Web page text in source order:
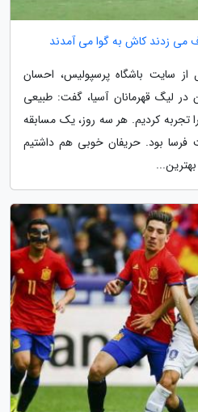
می زدند کاش به گوا می آمدند
از سایت باشگاه پرسپولیس، احسان
در لیگ قهرمانان آسیا، گفت: طبیعی
کردیم. هر سه روز، یک مسابقه
فرسا بود. حریفان خوبی هم داشتیم
بهترین...